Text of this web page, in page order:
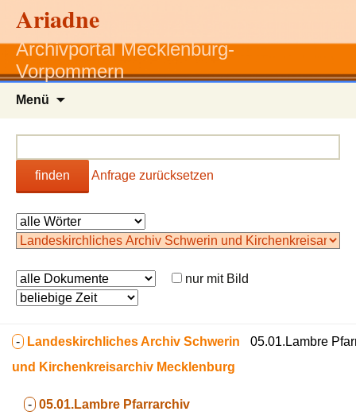
Ariadne
Archivportal Mecklenburg-
Vorpommern
Menü
finden Anfrage zurücksetzen
nur mit Bild
- Landeskirchliches Archiv Schwerin
und Kirchenkreisarchiv Mecklenburg
- 05.01.Lambre Pfarrarchiv
05.01.Lambre